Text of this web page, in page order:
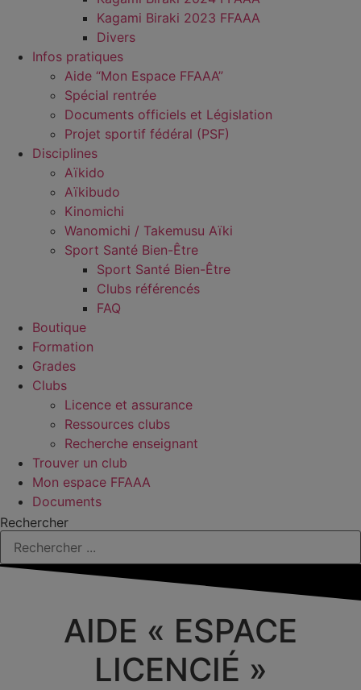
Kagami Biraki 2023 FFAAA
Divers
Infos pratiques
Aide “Mon Espace FFAAA”
Spécial rentrée
Documents officiels et Législation
Projet sportif fédéral (PSF)
Disciplines
Aïkido
Aïkibudo
Kinomichi
Wanomichi / Takemusu Aïki
Sport Santé Bien-Être
Sport Santé Bien-Être
Clubs référencés
FAQ
Boutique
Formation
Grades
Clubs
Licence et assurance
Ressources clubs
Recherche enseignant
Trouver un club
Mon espace FFAAA
Documents
Rechercher
AIDE « ESPACE
LICENCIÉ »